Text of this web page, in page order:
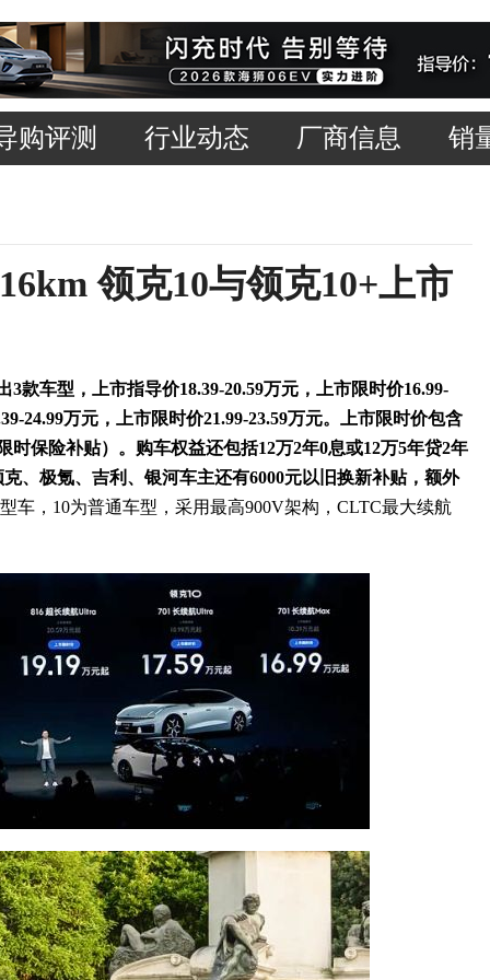
购评测 行业动态 厂商信息 销
领克10与领克10+上市
3款车型，上市指导价18.39-20.59万元，上市限时价16.99-
24.99万元，上市限时价21.99-23.59万元。上市限时价包含
时保险补贴）。购车权益还包括12万2年0息或12万5年贷2年
、极氪、吉利、银河车主还有6000元以旧换新补贴，额外
车，10为普通车型，采用最高900V架构，CLTC最大续航